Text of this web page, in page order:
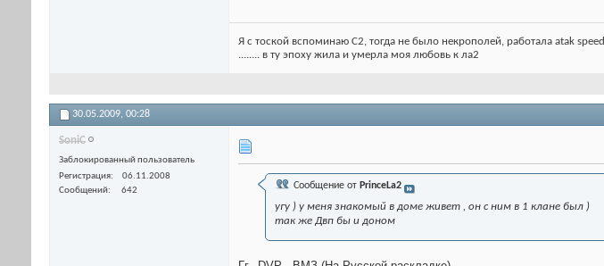
Я с тоской вспоминаю С2, тогда не было некрополей, работала atak
........ в ту эпоху жила и умерла моя любовь к ла2
30.05.2009, 00:28
SoniC
Заблокированный пользователь
Регистрация
06.11.2008
Сообщений
642 Сообщение от PrinceLa2
угу ) у меня знакомый в доме живет , он с ним в 1 клане был )
так же Двп бы и доном